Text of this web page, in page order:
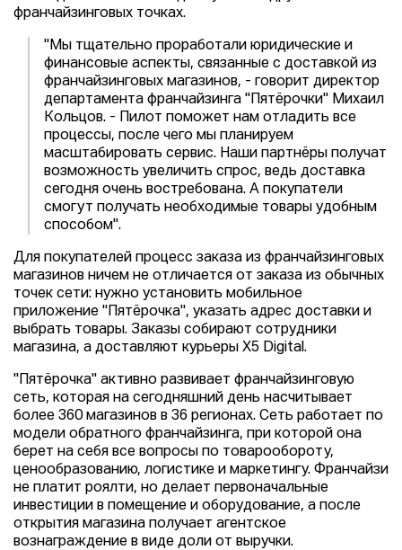
франчайзинговых точках.
"Мы тщательно проработали юридические и
финансовые аспекты, связанные с доставкой из
франчайзинговых магазинов, - говорит директор
департамента франчайзинга "Пятёрочки" Михаил
Кольцов. - Пилот поможет нам отладить все
процессы, после чего мы планируем
масштабировать сервис. Наши партнёры получат
возможность увеличить спрос, ведь доставка
сегодня очень востребована. А покупатели
смогут получать необходимые товары удобным
способом".
Для покупателей процесс заказа из франчайзинговых
магазинов ничем не отличается от заказа из обычных
точек сети: нужно установить мобильное
приложение "Пятёрочка", указать адрес доставки и
выбрать товары. Заказы собирают сотрудники
магазина, а доставляют курьеры X5 Digital.
"Пятёрочка" активно развивает франчайзинговую
сеть, которая на сегодняшний день насчитывает
более 360 магазинов в 36 регионах. Сеть работает по
модели обратного франчайзинга, при которой она
берет на себя все вопросы по товарообороту,
ценообразованию, логистике и маркетингу. Франчайзи
не платит роялти, но делает первоначальные
инвестиции в помещение и оборудование, а после
открытия магазина получает агентское
вознаграждение в виде доли от выручки.